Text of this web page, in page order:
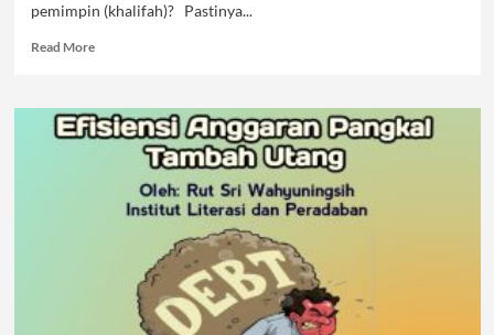
pemimpin (khalifah)? Pastinya...
Read MoreRead
Perlukah
Umat
Pemimpin?